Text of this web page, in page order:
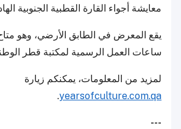
معايشة أجواء القارة القطبية الجنوبية
يقع المعرض في الطابق الأرضي، وهو
ساعات العمل الرسمية لمكتبة قطر
لمزيد من المعلومات، يمكنكم زيارة
yearsofculture.com.qa
.
---